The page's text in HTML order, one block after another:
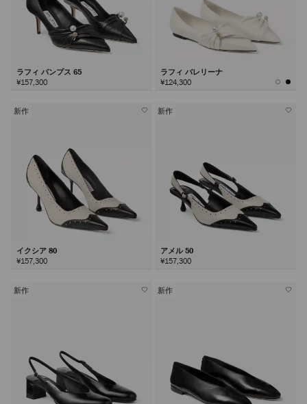
ラフィ パンプス 65
¥157,300
ラフィ バレリーナ
¥124,300
新作
イクシア 80
¥157,300
新作
アメル 50
¥157,300
新作 新作